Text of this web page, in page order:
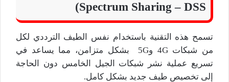
Spectrum Sharing – DSS)
تسمح هذه التقنية باستخدام نفس الطيف الترددي لكل
من شبكات 4G و5G بشكل متزامن، مما يساعد في
تسريع عملية نشر شبكات الجيل الخامس دون الحاجة
إلى تخصيص طيف جديد بشكل كامل.